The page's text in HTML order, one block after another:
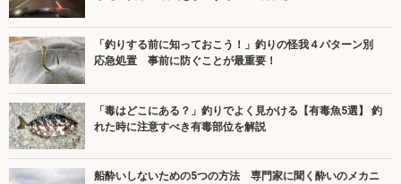
「釣りする前に知っておこう！」釣りの怪我４パターン別
応急処置 事前に防ぐことが最重要！
「毒はどこにある？」釣りでよく見かける【有毒魚5選】 釣
れた時に注意すべき有毒部位を解説
船酔いしないための5つの方法 専門家に聞く酔いのメカニ